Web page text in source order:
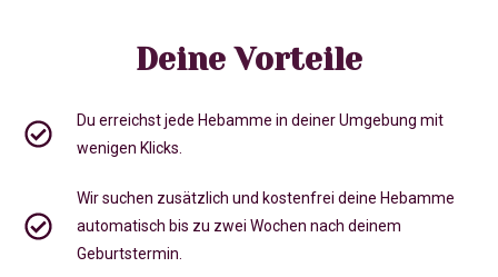
Deine Vorteile
Du erreichst jede Hebamme in deiner Umgebung mit
wenigen Klicks.
Wir suchen zusätzlich und kostenfrei deine Hebamme
automatisch bis zu zwei Wochen nach deinem
Geburtstermin.